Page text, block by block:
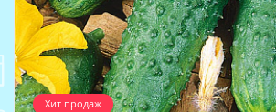
Хит продаж